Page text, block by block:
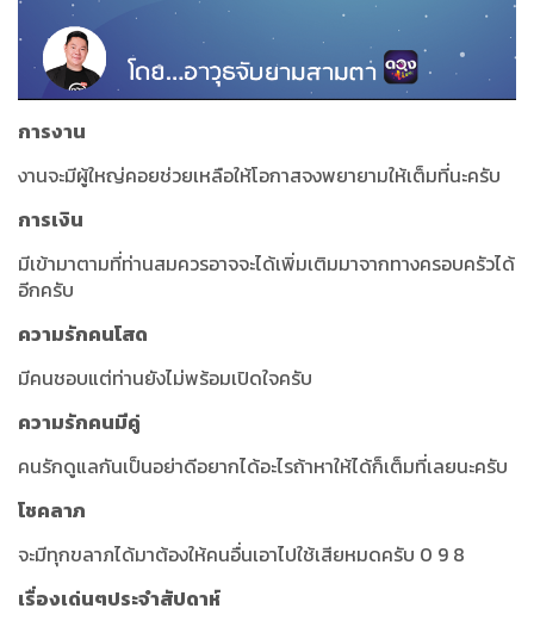
การงาน
งานจะมีผู้ใหญ่คอยช่วยเหลือให้โอกาสจงพยายามให้เต็มที่นะครับ
การเงิน
มีเข้ามาตามที่ท่านสมควรอาจจะได้เพิ่มเติมมาจากทางครอบครัวได้
อีกครับ
ความรักคนโสด
มีคนชอบแต่ท่านยังไม่พร้อมเปิดใจครับ
ความรักคนมีคู่
คนรักดูแลกันเป็นอย่าดีอยากได้อะไรถ้าหาให้ได้ก็เต็มที่เลยนะครับ
โชคลาภ
จะมีทุกขลาภได้มาต้องให้คนอื่นเอาไปใช้เสียหมดครับ 0 9 8
เรื่องเด่นๆประจำสัปดาห์